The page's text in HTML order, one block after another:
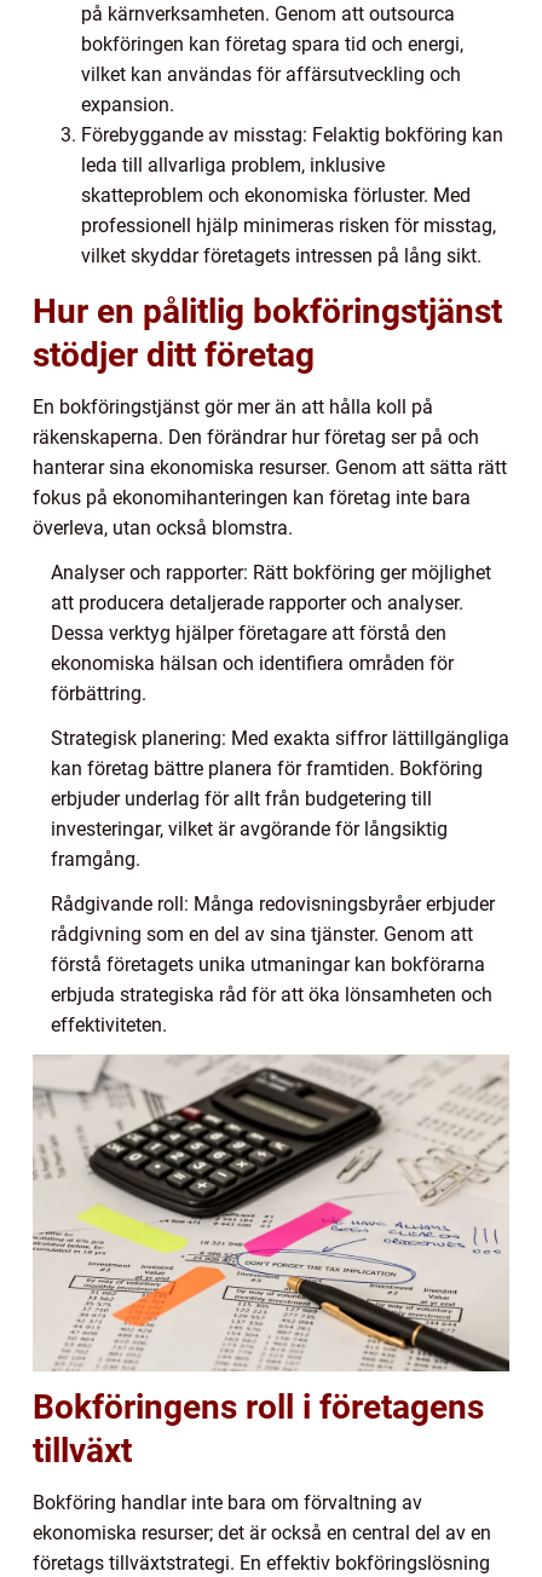
på kärnverksamheten. Genom att outsourca
bokföringen kan företag spara tid och energi,
vilket kan användas för affärsutveckling och
expansion.
Förebyggande av misstag: Felaktig bokföring kan
leda till allvarliga problem, inklusive
skatteproblem och ekonomiska förluster. Med
professionell hjälp minimeras risken för misstag,
vilket skyddar företagets intressen på lång sikt.
Hur en pålitlig bokföringstjänst
stödjer ditt företag
En bokföringstjänst gör mer än att hålla koll på
räkenskaperna. Den förändrar hur företag ser på och
hanterar sina ekonomiska resurser. Genom att sätta rätt
fokus på ekonomihanteringen kan företag inte bara
överleva, utan också blomstra.
Analyser och rapporter: Rätt bokföring ger möjlighet
att producera detaljerade rapporter och analyser.
Dessa verktyg hjälper företagare att förstå den
ekonomiska hälsan och identifiera områden för
förbättring.
Strategisk planering: Med exakta siffror lättillgängliga
kan företag bättre planera för framtiden. Bokföring
erbjuder underlag för allt från budgetering till
investeringar, vilket är avgörande för långsiktig
framgång.
Rådgivande roll: Många redovisningsbyråer erbjuder
rådgivning som en del av sina tjänster. Genom att
förstå företagets unika utmaningar kan bokförarna
erbjuda strategiska råd för att öka lönsamheten och
effektiviteten.
Bokföringens roll i företagens
tillväxt
Bokföring handlar inte bara om förvaltning av
ekonomiska resurser; det är också en central del av en
företags tillväxtstrategi. En effektiv bokföringslösning